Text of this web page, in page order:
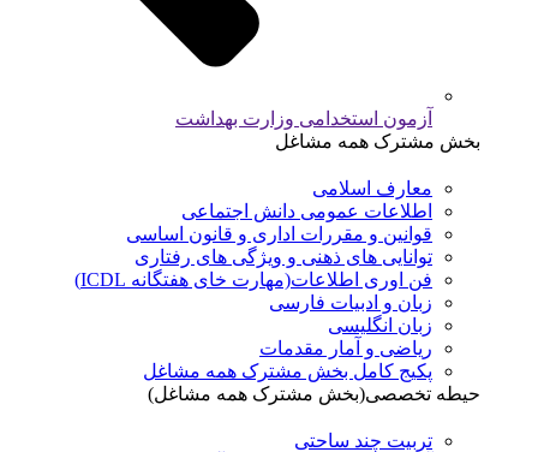
آزمون استخدامی وزارت بهداشت
بخش مشترک همه مشاغل
معارف اسلامی
اطلاعات عمومی دانش اجتماعی
قوانین و مقررات اداری و قانون اساسی
توانایی های ذهنی و ویژگی های رفتاری
فن اوری اطلاعات(مهارت خای هفتگانه ICDL)
زبان و ادبیات فارسی
زبان انگلیسی
ریاضی و آمار مقدمات
پکیج کامل بخش مشترک همه مشاغل
حیطه تخصصی(بخش مشترک همه مشاغل)
تربیت چند ساحتی